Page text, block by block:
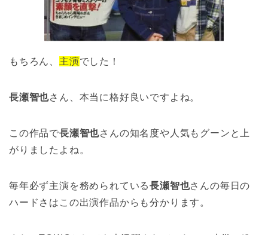
もちろん、 主演でした！
長瀬智也さん、本当に格好良いですよね。
この作品で長瀬智也さんの知名度や人気もグーンと上
がりましたよね。
毎年必ず主演を務められている長瀬智也さんの毎日の
ハードさはこの出演作品からも分かります。